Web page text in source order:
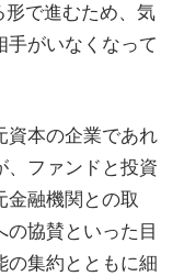
で進むため、気
手がいなくなって
資本の企業であれ
、ファンドと投資
金融機関との取
協賛といった目
の集約とともに細